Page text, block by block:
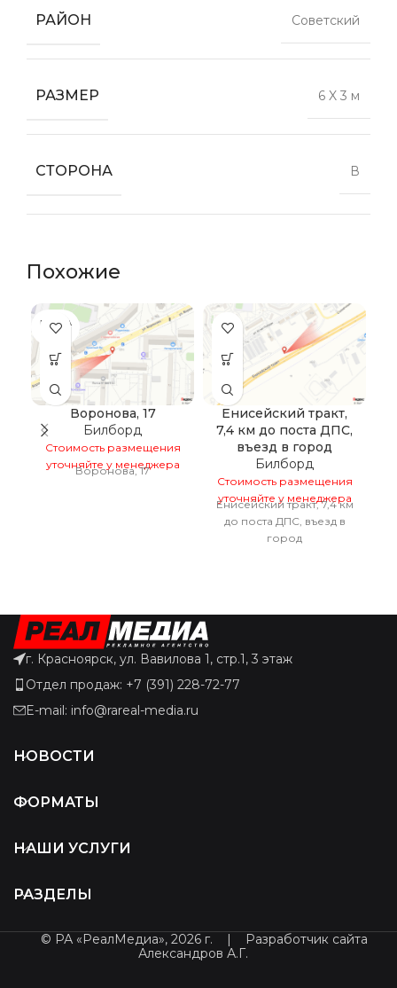
РАЙОН Советский
РАЗМЕР 6 X 3 м
СТОРОНА В
Похожие
ПРОДА
НО
Воронова, 17
Билборд
Стоимость размещения
уточняйте у менеджера
Воронова, 17
Енисейский тракт,
7,4 км до поста ДПС,
въезд в город
Билборд
Стоимость размещения
уточняйте у менеджера
Енисейский тракт, 7,4 км
до поста ДПС, въезд в
город
г. Красноярск, ул. Вавилова 1, стр.1, 3 этаж
Отдел продаж: +7 (391) 228-72-77
E-mail: info@rareal-media.ru
НОВОСТИ
ФОРМАТЫ
НАШИ УСЛУГИ
РАЗДЕЛЫ
© РА «РеалМедиа», 2026 г. |
Разработчик сайта
Александров А.Г.